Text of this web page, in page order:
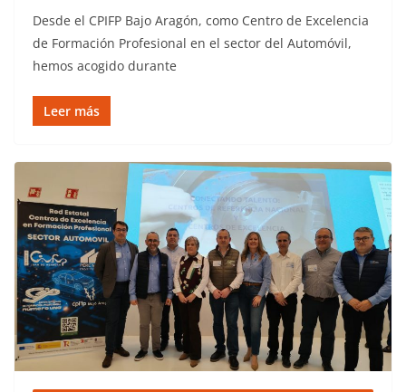
Desde el CPIFP Bajo Aragón, como Centro de Excelencia
de Formación Profesional en el sector del Automóvil,
hemos acogido durante
Leer más